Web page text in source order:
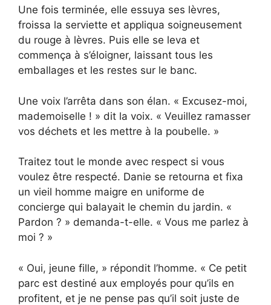
Une fois terminée, elle essuya ses lèvres,
froissa la serviette et appliqua soigneusement
du rouge à lèvres. Puis elle se leva et
commença à s’éloigner, laissant tous les
emballages et les restes sur le banc.
Une voix l’arrêta dans son élan. « Excusez-moi,
mademoiselle ! » dit la voix. « Veuillez ramasser
vos déchets et les mettre à la poubelle. »
Traitez tout le monde avec respect si vous
voulez être respecté. Danie se retourna et fixa
un vieil homme maigre en uniforme de
concierge qui balayait le chemin du jardin. «
Pardon ? » demanda-t-elle. « Vous me parlez à
moi ? »
« Oui, jeune fille, » répondit l’homme. « Ce petit
parc est destiné aux employés pour qu’ils en
profitent, et je ne pense pas qu’il soit juste de